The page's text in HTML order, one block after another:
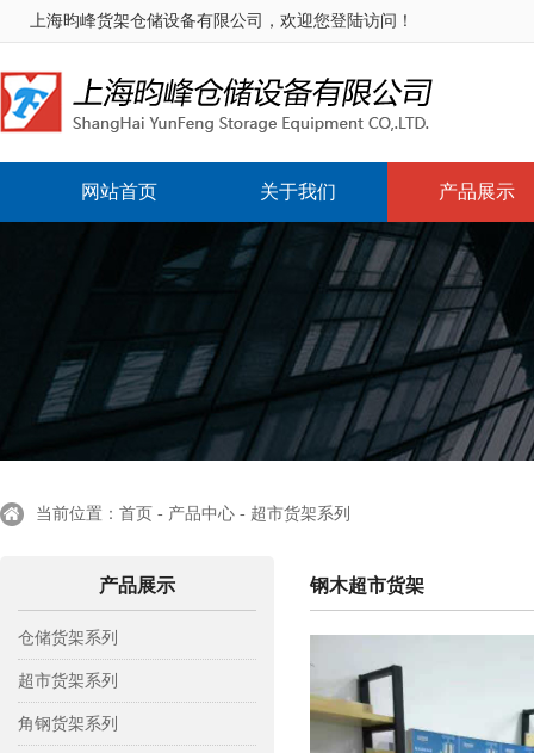
上海昀峰货架仓储设备有限公司，欢迎您登陆访问！
网站首页 关于我们 产品展示
当前位置：首页 - 产品中心 - 超市货架系列
产品展示
仓储货架系列
轻型仓储货架
中A型仓储货架
超市货架系列
背网超市货架
角钢货架系列
钢木超市货架